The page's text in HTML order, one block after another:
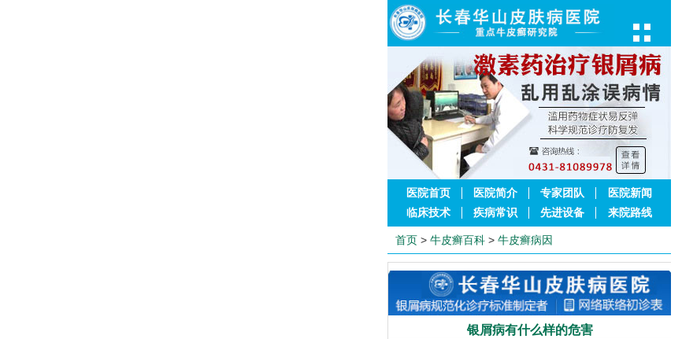
医院首页 医院简介 专家团队
医院新闻
临床技术
疾病常识 先进设备 来院路线
首页 > 牛皮癣百科 > 牛皮癣病因
银屑病有什么样的危害